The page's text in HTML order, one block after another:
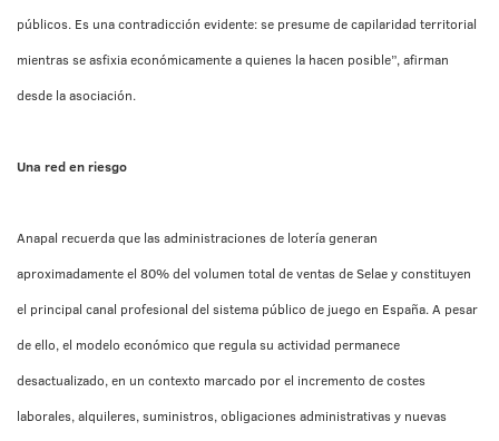
públicos. Es una contradicción evidente: se presume de capilaridad territorial
mientras se asfixia económicamente a quienes la hacen posible”, afirman
desde la asociación.
Una red en riesgo
Anapal recuerda que las administraciones de lotería generan
aproximadamente el 80% del volumen total de ventas de Selae y constituyen
el principal canal profesional del sistema público de juego en España. A pesar
de ello, el modelo económico que regula su actividad permanece
desactualizado, en un contexto marcado por el incremento de costes
laborales, alquileres, suministros, obligaciones administrativas y nuevas